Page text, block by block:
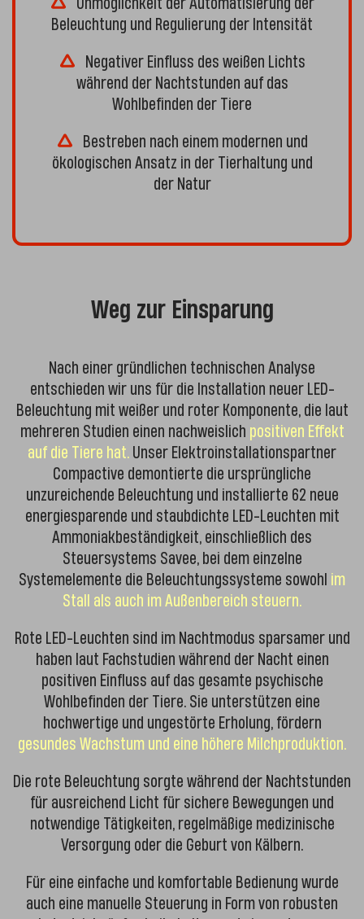
Beleuchtung und Regulierung der Intensität
Negativer Einfluss des weißen Lichts
während der Nachtstunden auf das
Wohlbefinden der Tiere
Bestreben nach einem modernen und
ökologischen Ansatz in der Tierhaltung und
der Natur
Weg zur Einsparung
Nach einer gründlichen technischen Analyse
entschieden wir uns für die Installation neuer LED-
Beleuchtung mit weißer und roter Komponente, die laut
mehreren Studien einen nachweislich positiven Effekt
auf die Tiere hat.Unser Elektroinstallationspartner
Compactive demontierte die ursprüngliche
unzureichende Beleuchtung und installierte 62 neue
energiesparende und staubdichte LED-Leuchten mit
Ammoniakbeständigkeit, einschließlich des
Steuersystems Savee, bei dem einzelne
Systemelemente die Beleuchtungssysteme sowohl im
Stall als auch im Außenbereich steuern.
Rote LED-Leuchten sind im Nachtmodus sparsamer und
haben laut Fachstudien während der Nacht einen
positiven Einfluss auf das gesamte psychische
Wohlbefinden der Tiere. Sie unterstützen eine
hochwertige und ungestörte Erholung, fördern
gesundes Wachstum und eine höhere Milchproduktion.
Die rote Beleuchtung sorgte während der Nachtstunden
für ausreichend Licht für sichere Bewegungen und
notwendige Tätigkeiten, regelmäßige medizinische
Versorgung oder die Geburt von Kälbern.
Für eine einfache und komfortable Bedienung wurde
auch eine manuelle Steuerung in Form von robusten